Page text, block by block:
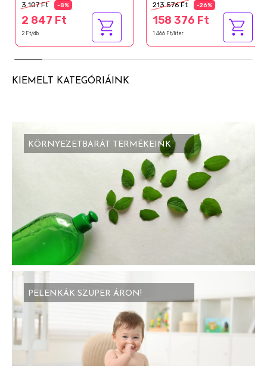
3 107 Ft -8%
2 847 Ft
2 Ft/db
213 576 Ft -26%
158 376 Ft
1 466 Ft/liter
KIEMELT KATEGÓRIÁINK
KÖRNYEZETBARÁT TERMÉKEINK
PELENKÁK SZUPER ÁRON!